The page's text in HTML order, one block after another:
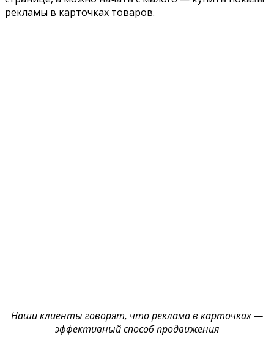
рекламы в карточках товаров.
Наши клиенты говорят, что реклама в карточках —
эффективный способ продвижения